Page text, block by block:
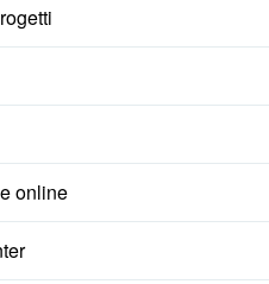
online